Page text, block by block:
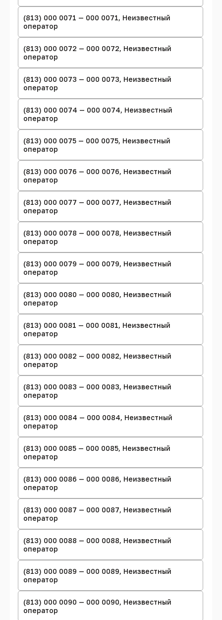
(813) 000 0071 — 000 0071, Неизвестный
оператор
(813) 000 0072 — 000 0072, Неизвестный
оператор
(813) 000 0073 — 000 0073, Неизвестный
оператор
(813) 000 0074 — 000 0074, Неизвестный
оператор
(813) 000 0075 — 000 0075, Неизвестный
оператор
(813) 000 0076 — 000 0076, Неизвестный
оператор
(813) 000 0077 — 000 0077, Неизвестный
оператор
(813) 000 0078 — 000 0078, Неизвестный
оператор
(813) 000 0079 — 000 0079, Неизвестный
оператор
(813) 000 0080 — 000 0080, Неизвестный
оператор
(813) 000 0081 — 000 0081, Неизвестный
оператор
(813) 000 0082 — 000 0082, Неизвестный
оператор
(813) 000 0083 — 000 0083, Неизвестный
оператор
(813) 000 0084 — 000 0084, Неизвестный
оператор
(813) 000 0085 — 000 0085, Неизвестный
оператор
(813) 000 0086 — 000 0086, Неизвестный
оператор
(813) 000 0087 — 000 0087, Неизвестный
оператор
(813) 000 0088 — 000 0088, Неизвестный
оператор
(813) 000 0089 — 000 0089, Неизвестный
оператор
(813) 000 0090 — 000 0090, Неизвестный
оператор